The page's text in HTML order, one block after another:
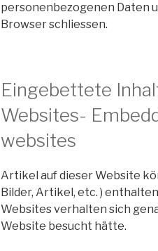
personenbezogenen Daten
Browser schliessen.
Eingebettete
Websites-
websites
Artikel auf dieser Website
Bilder, Artikel, etc. )
Websites verhalten sich
Website besucht hätte.